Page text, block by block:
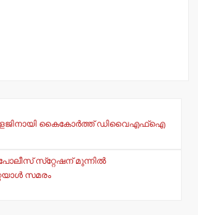
കൈകോര്‍ത്ത് ഡിവൈഎഫ്‌ഐ
പോലീസ് സ്‌റ്റേഷന് മുന്നില്‍
സമരം